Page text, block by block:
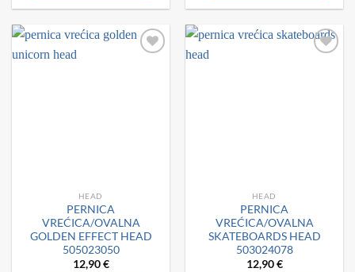
HEAD
PERNICA
VREĆICA/OVALNA
GOLDEN EFFECT HEAD
505023050
12,90€
HEAD
PERNICA
VREĆICA/OVALNA
SKATEBOARDS HEAD
503024078
12,90€